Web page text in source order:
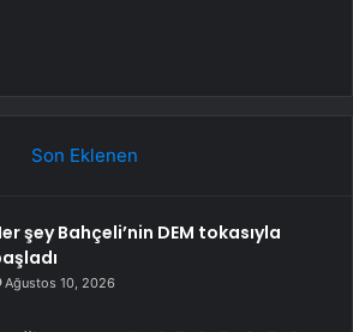
Son Eklenen
şey Bahçeli’nin DEM tokasıyla
Ağustos 10, 2026